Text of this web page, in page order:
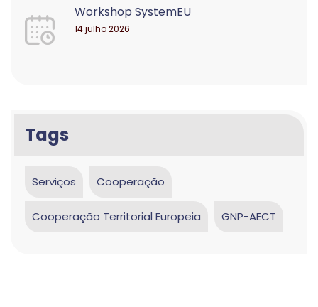
Workshop SystemEU
14 julho 2026
Tags
Serviços Cooperação
Cooperação Territorial Europeia GNP-AECT